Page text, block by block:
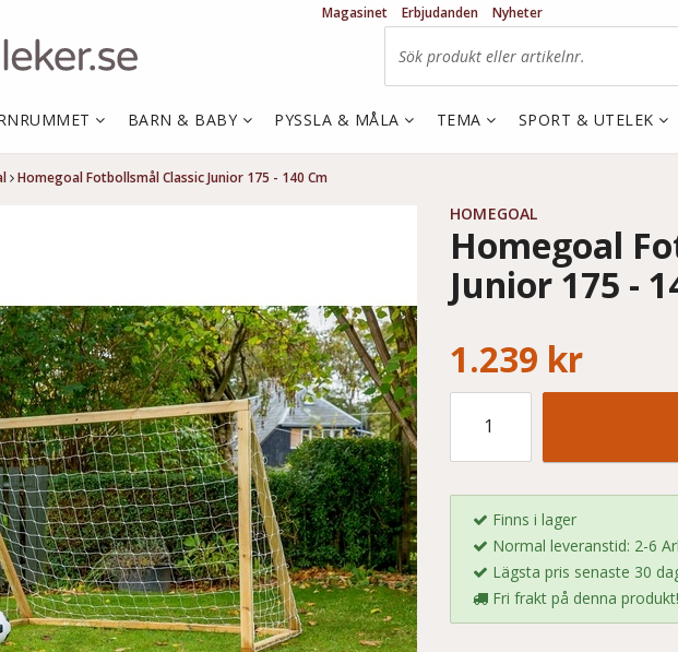
Homegoal Fotbollsmål Classic Junior 175 - 140 Cm
HOMEGOAL
Homegoal
Junior 175 -
1.239 kr
Finns i lager
Normal leveranstid: 2-6
Lägsta pris senaste 30
Fri frakt på denna produkt!
Magasinet Erbjudanden
Nyheter
BARN & BABY PYSSLA & MÅLA TEMA SPORT & UTELEK